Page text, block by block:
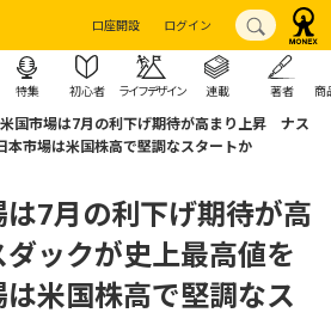
口座開設 ログイン
特集 初心者 ライフデザイン 連載 著者 商
米国市場は7月の利下げ期待が高まり上昇 ナス
市場は米国株高で堅調なスタートか
は7月の利下げ期待が高
ックが史上最高値を
米国株高で堅調なス